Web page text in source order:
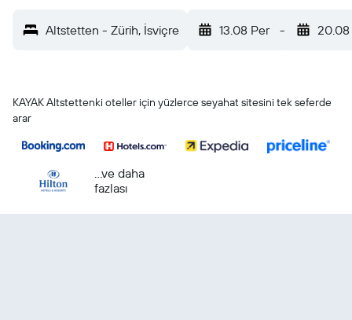
Altstetten - Zürih, İsviçre 13.08 Per - 20.08
KAYAK Altstettenki oteller için yüzlerce seyahat sitesini tek seferde
arar
...ve daha
fazlası